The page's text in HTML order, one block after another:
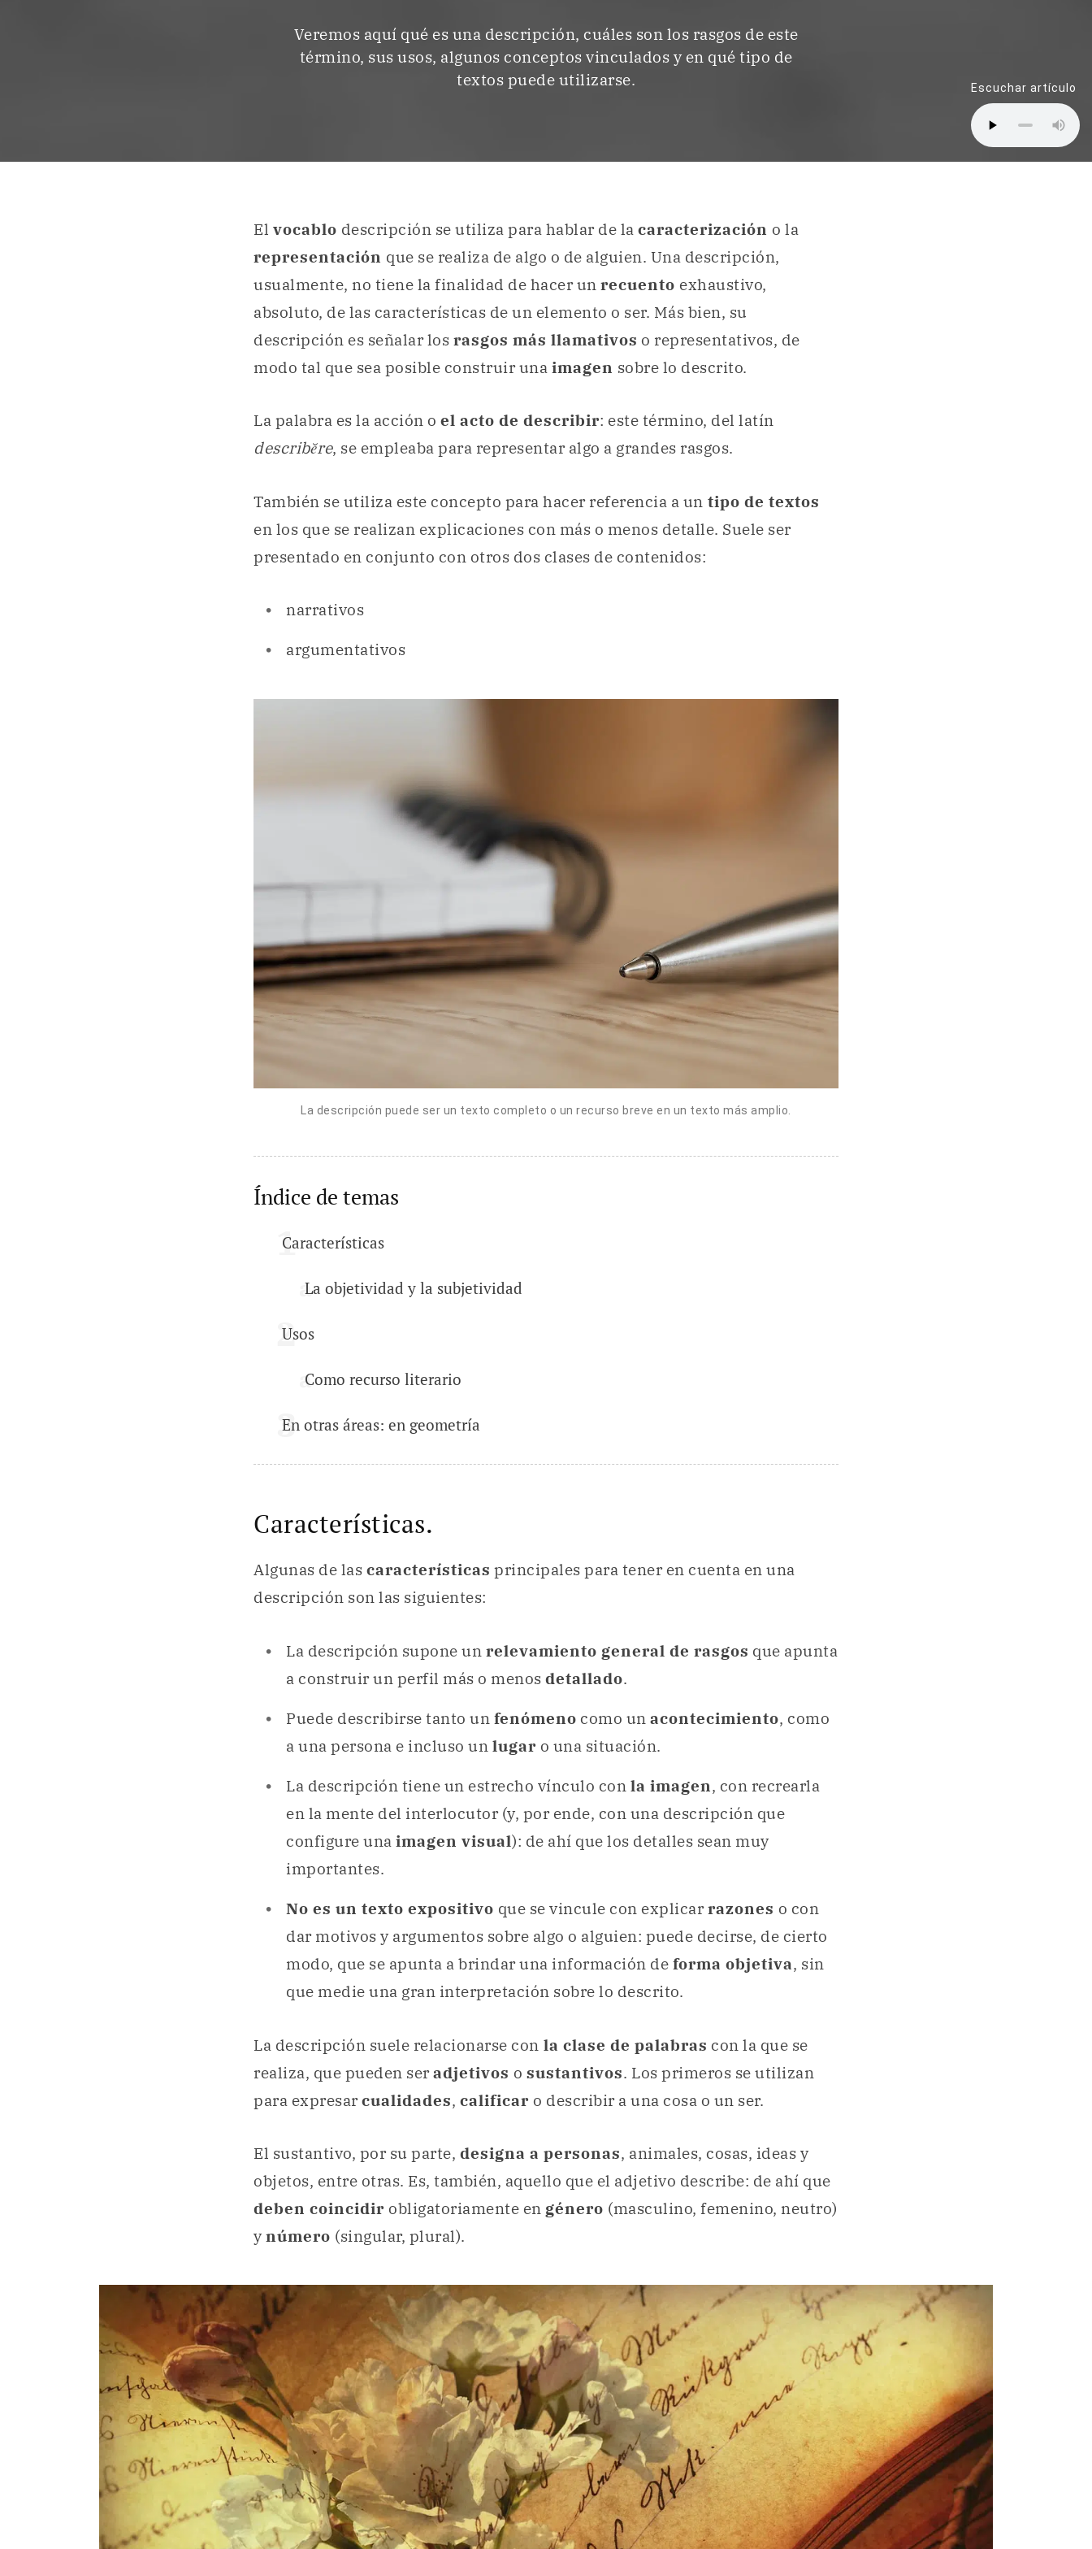
Veremos aquí qué es una descripción, cuáles son los rasgos de este
término, sus usos, algunos conceptos vinculados y en qué tipo de
textos puede utilizarse.
Escuchar artículo
El vocablo descripción se utiliza para hablar de la caracterización o la
representación que se realiza de algo o de alguien. Una descripción,
usualmente, no tiene la finalidad de hacer un recuento exhaustivo,
absoluto, de las características de un elemento o ser. Más bien, su
descripción es señalar los rasgos más llamativos o representativos, de
modo tal que sea posible construir una imagen sobre lo descrito.
La palabra es la acción o el acto de describir: este término, del latín
describĕre, se empleaba para representar algo a grandes rasgos.
También se utiliza este concepto para hacer referencia a un tipo de textos
en los que se realizan explicaciones con más o menos detalle. Suele ser
presentado en conjunto con otros dos clases de contenidos:
narrativos
argumentativos
La descripción puede ser un texto completo o un recurso breve en un texto más amplio.
Índice de temas
Características
La objetividad y la subjetividad
Usos
Como recurso literario
En otras áreas: en geometría
Características.
Algunas de las características principales para tener en cuenta en una
descripción son las siguientes:
La descripción supone un relevamiento general de rasgos que apunta
a construir un perfil más o menos detallado.
Puede describirse tanto un fenómeno como un acontecimiento, como
a una persona e incluso un lugar o una situación.
La descripción tiene un estrecho vínculo con la imagen, con recrearla
en la mente del interlocutor (y, por ende, con una descripción que
configure una imagen visual): de ahí que los detalles sean muy
importantes.
No es un texto expositivo que se vincule con explicarrazones o con
dar motivos y argumentos sobre algo o alguien: puede decirse, de cierto
modo, que se apunta a brindar una información de forma objetiva, sin
que medie una gran interpretación sobre lo descrito.
La descripción suele relacionarse con la clase de palabras con la que se
realiza, que pueden seradjetivos o sustantivos. Los primeros se utilizan
para expresarcualidades, calificar o describir a una cosa o un ser.
El sustantivo, por su parte, designa a personas, animales, cosas, ideas y
objetos, entre otras. Es, también, aquello que el adjetivo describe: de ahí que
deben coincidir obligatoriamente en género (masculino, femenino, neutro)
y número (singular, plural).